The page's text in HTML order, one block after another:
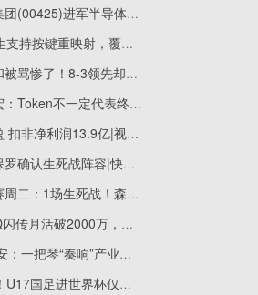
招商证券：敏实集团(00425)进军半导体场景机器人领域 目标价升至56港元
谷歌安卓17将原生支持按键重映射，覆盖USB-C /蓝牙手柄 信息
新消息丨张本智和被骂惨了！8-3领先却遭梁靖崑翻盘，赛前豪言、赛后成为球迷攻击对象
当前信息：李彦宏：Token不一定代表终局，AI时代度量衡是DAA
百济神州扭亏为盈 扣非净利润13.9亿|视焦点讯
瓦尔迪首发！詹保罗确认生死战阵容|快播报
资讯：NBA季后赛周二：1场生死战！森林狼8点客战马刺，联盟悼念26岁球星
今日关注:腾讯QQ闪传月活破2000万，新增一键转存空间相册等功能
焦点热讯:湖南东安：一把琴“奏响”产业新篇章
这一刻等了21年！U17国足进世界杯仅一夜 主帅被喊下课 原因曝光_当前热点